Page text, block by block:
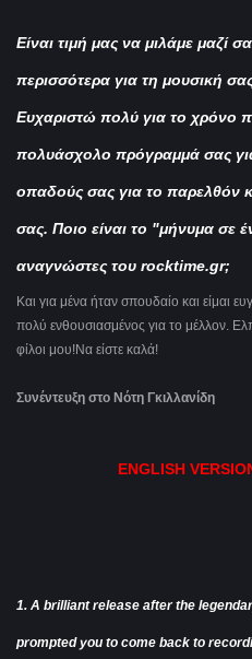
Είναι τιμή μας να μιλάμε μαζί
περισσότερα για τη μουσική
Ευχαριστώ πολύ για το χρόνο
πολυάσχολο πρόγραμμά σας
οπαδούς σας για το παρελθόν
σας. Ποιο είναι το "μήνυμα σε
αναγνώστες του rocktime.gr;
Και για μένα ήταν σπουδαίο και είμαι
πολύ ενθουσιασμένος για το μέλλον.
φίλοι μου!Να είστε καλά!
Συνέντευξη στο Νότη Γκιλλανίδη
ENGLISH
1. A brilliant release after the
prompted you to come back to